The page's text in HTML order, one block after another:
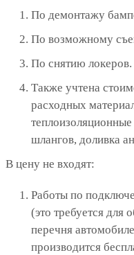
По демонтажу
По возможному
По снятию локеров.
Также учтена
расходных
шлангов, доливка
В цену не входят:
Работы по
(это требуется для
перечня
производится